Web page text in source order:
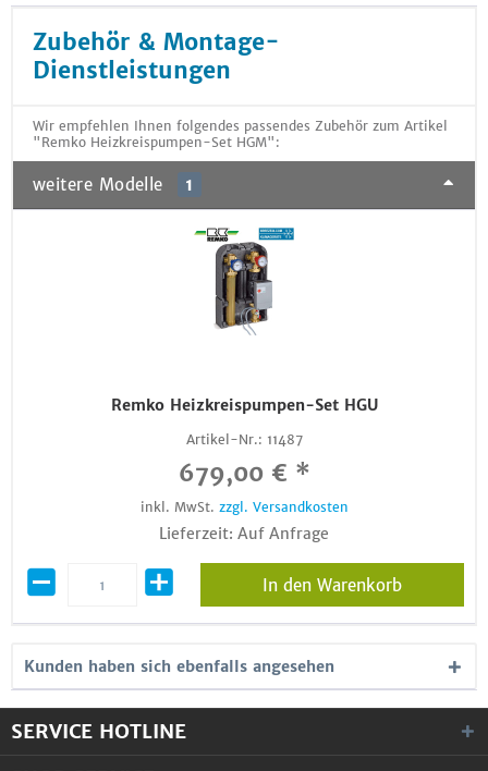
Zubehör & Montage-
Dienstleistungen
Wir empfehlen Ihnen folgendes passendes Zubehör zum Artikel
"Remko Heizkreispumpen-Set HGM":
weitere Modelle 1
Remko Heizkreispumpen-Set HGU
Artikel-Nr.: 11487
679,00 € *
inkl. MwSt. zzgl. Versandkosten
Lieferzeit: Auf Anfrage
In den Warenkorb
Kunden haben sich ebenfalls angesehen
SERVICE HOTLINE